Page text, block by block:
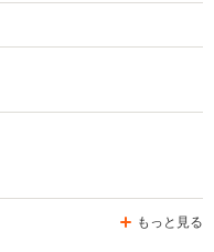
もっと見る